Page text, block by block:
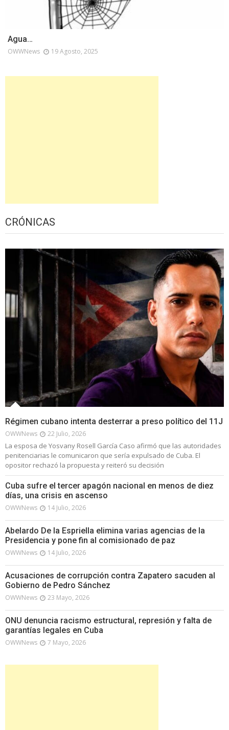
Agua…
OWWNews 19 Agosto, 2025
CRÓNICAS
Régimen cubano intenta desterrar a preso político del 11J
OWWNews 22 Julio, 2026
La esposa de Yosvany Rosell García Caso afirmó que las autoridades
penitenciarias le comunicaron que sería expulsado de Cuba. El
opositor rechazó la propuesta y reiteró su decisión
Cuba sufre el tercer apagón nacional en menos de diez
días, una crisis en ascenso
OWWNews 14 Julio, 2026
Abelardo De la Espriella elimina varias agencias de la
Presidencia y pone fin al comisionado de paz
OWWNews 14 Julio, 2026
Acusaciones de corrupción contra Zapatero sacuden al
Gobierno de Pedro Sánchez
OWWNews 23 Mayo, 2026
ONU denuncia racismo estructural, represión y falta de
garantías legales en Cuba
OWWNews 7 Mayo, 2026